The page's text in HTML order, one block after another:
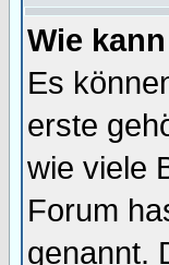
Wie
Es
erste
wie viele
Forum
genannt.